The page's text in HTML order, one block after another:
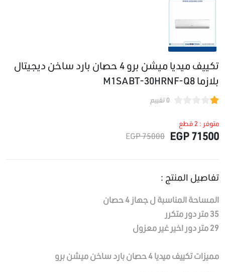
تكييف ميديا ميشن برو 4 حصان بارد ساخن ديجيتال
بلازما M1SABT-30HRNF-Q8
0 تقييم
متوفر : 2 قطع
71500 EGP
75000 EGP
تفاصيل المنتج :
المساحة المناسبة ل جهاز 4 حصان
35 متر دور متكرر
29 متر دور اخير غير معزول
مميزات تكييف ميديا 4 حصان بارد ساخن ميشن برو